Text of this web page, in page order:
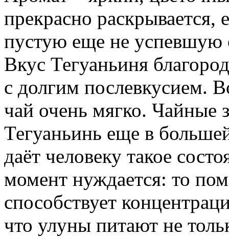
прекрасно раскрывается,
пустую еще не успевшую
Вкус Тегуаньиня
с долгим послевкусием.
чай очень мягко. Чайные
Тегуаньинь еще в
даёт человеку такое
момент нуждается: то
способствует
что улуны питают не